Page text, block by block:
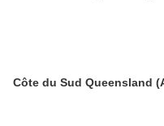
Côte du Sud Queensland